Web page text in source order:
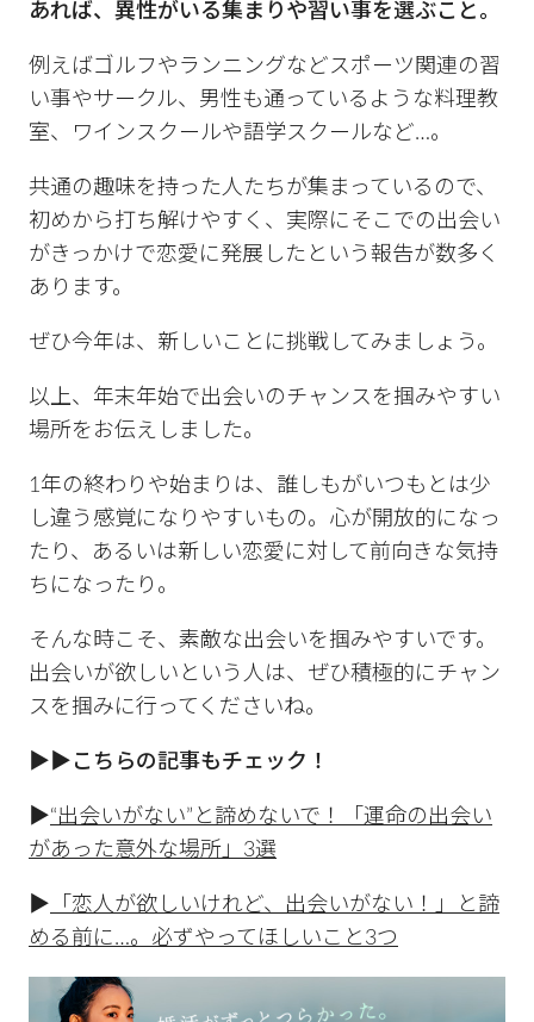
あれば、異性がいる集まりや習い事を選ぶこと。
例えばゴルフやランニングなどスポーツ関連の習
い事やサークル、男性も通っているような料理教
室、ワインスクールや語学スクールなど…。
共通の趣味を持った人たちが集まっているので、
初めから打ち解けやすく、実際にそこでの出会い
がきっかけで恋愛に発展したという報告が数多く
あります。
ぜひ今年は、新しいことに挑戦してみましょう。
以上、年末年始で出会いのチャンスを掴みやすい
場所をお伝えしました。
1年の終わりや始まりは、誰しもがいつもとは少
し違う感覚になりやすいもの。心が開放的になっ
たり、あるいは新しい恋愛に対して前向きな気持
ちになったり。
そんな時こそ、素敵な出会いを掴みやすいです。
出会いが欲しいという人は、ぜひ積極的にチャン
スを掴みに行ってくださいね。
▶︎▶︎こちらの記事もチェック！
▶︎“出会いがない”と諦めないで！「運命の出会い
があった意外な場所」3選
▶︎ 「恋人が欲しいけれど、出会いがない！」と諦
める前に…。必ずやってほしいこと3つ